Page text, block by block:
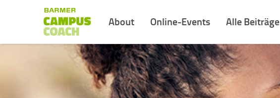
About Online-Events Alle Beiträge